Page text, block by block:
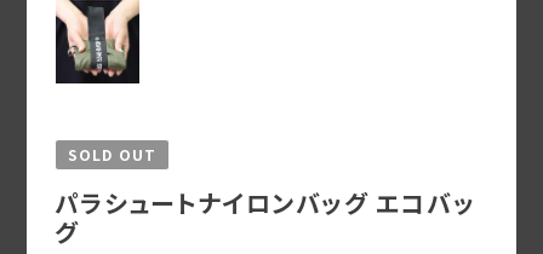
SOLD OUT
パラシュートナイロンバッグ エコバッ
グ